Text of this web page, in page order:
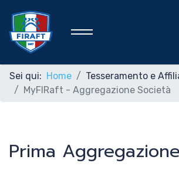
Federazione
Sei qui: Home
Tesseramento e
MyFIRaft - Aggregazione Società
Prima Aggregazione